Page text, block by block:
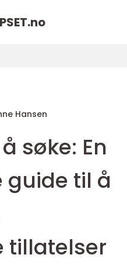
no
Hansen
søke: En
til å
tillatelser